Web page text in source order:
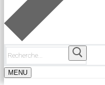
Rechercher
MENU